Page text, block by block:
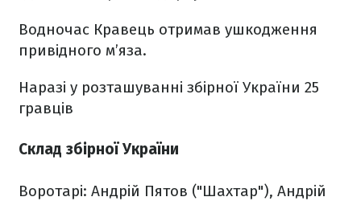
Водночас Кравець отримав ушкодження
привідного м’яза.
Наразі у розташуванні збірної України 25
гравців
Склад збірної України
Воротарі: Андрій Пятов ("Шахтар"), Андрій